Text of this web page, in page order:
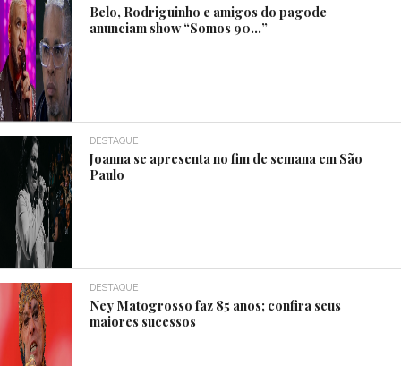
Belo, Rodriguinho e amigos do pagode
anunciam show “Somos 90…”
DESTAQUE
Joanna se apresenta no fim de semana em São
Paulo
DESTAQUE
Ney Matogrosso faz 85 anos; confira seus
maiores sucessos